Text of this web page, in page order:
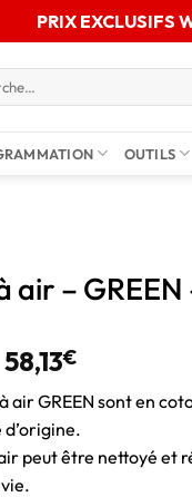
PRIX EXCLUSIFS
OUTILS
air – GREEN
58,13€
air GREEN sont en
peut être nettoyé et